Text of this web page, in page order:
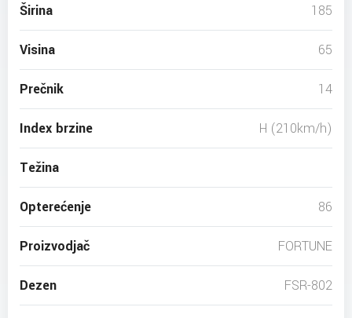
Širina 185
Visina 65
Prečnik 14
Index brzine H (210km/h)
Težina
Opterećenje 86
Proizvodjač FORTUNE
Dezen FSR-802